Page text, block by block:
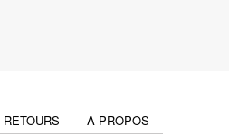
A PROPOS